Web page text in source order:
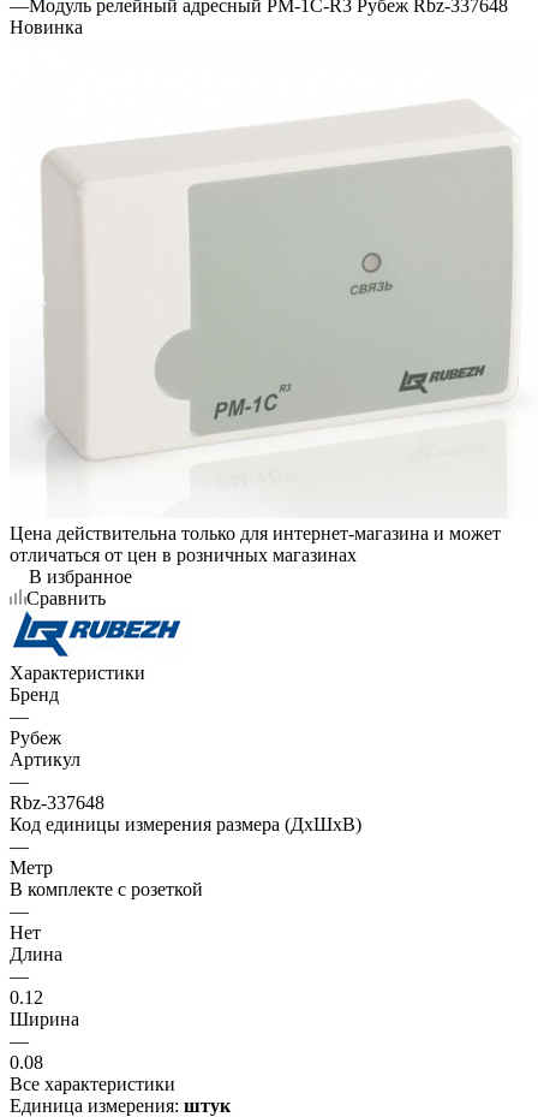
—Модуль релейный адресный РМ-1С-R3 Рубеж Rbz-337648
Новинка
Цена действительна только для интернет-магазина и может
отличаться от цен в розничных магазинах
В избранное
Сравнить
Характеристики
Бренд
—
Рубеж
Артикул
—
Rbz-337648
Код единицы измерения размера (ДхШхВ)
—
Метр
В комплекте с розеткой
—
Нет
Длина
—
0.12
Ширина
—
0.08
Все характеристики
Единица измерения: штук